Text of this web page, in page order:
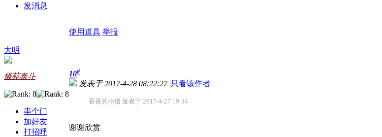
发消息
使用道具 举报
大明
摄苑泰斗
串个门
加好友
打招呼
10#
发表于 2017-4-28 08:22:27 |只看该作者
香香的小猪 发表于 2017-4-27 19:34
谢谢欣赏